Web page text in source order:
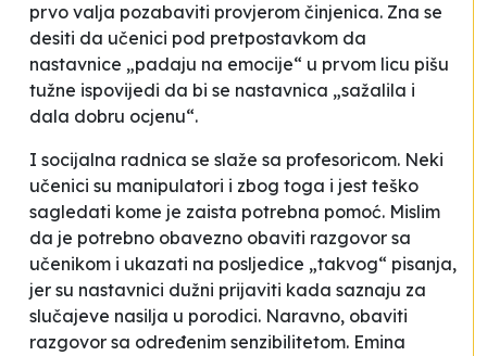
prvo valja pozabaviti provjerom činjenica. Zna se
desiti da učenici pod pretpostavkom da
nastavnice „padaju na emocije“ u prvom licu pišu
tužne ispovijedi da bi se nastavnica „sažalila i
dala dobru ocjenu“.
I socijalna radnica se slaže sa profesoricom. Neki
učenici su manipulatori i zbog toga i jest teško
sagledati kome je zaista potrebna pomoć. Mislim
da je potrebno obavezno obaviti razgovor sa
učenikom i ukazati na posljedice „takvog“ pisanja,
jer su nastavnici dužni prijaviti kada saznaju za
slučajeve nasilja u porodici. Naravno, obaviti
razgovor sa određenim senzibilitetom. Emina